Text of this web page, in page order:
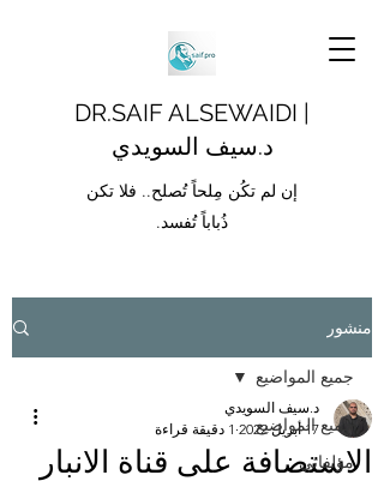
DR.SAIF ALSEWAIDI |
د.سيف السويدي
إن لم تكُن مِلحاً تُصلح.. فلا تكن
ذُباباً تُفسد.
منشور
جميع المواضيع
مؤلفاتي
جميع المواضيع
الاستضافة على قناة الانبار
د.سيف السويدي
17 أبريل 2022
1 دقيقة قراءة